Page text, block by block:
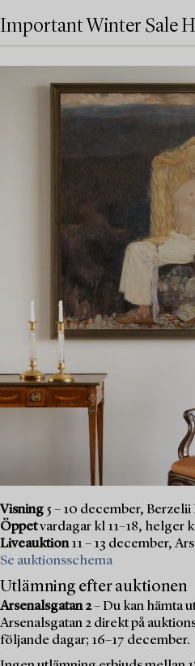
Important Winter Sale
Visning 5 – 10 december,
Öppetvardagar kl 11–18, helger
Liveauktion11 – 13 december,
Se auktionsschema
Utlämning efter auktionen
Arsenalsgatan 2– Du kan hämta
Arsenalsgatan 2 direkt på
följande dagar; 16–17 december.